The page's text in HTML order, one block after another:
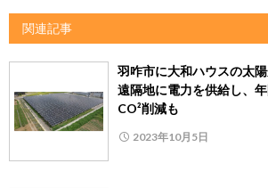
関連記事
羽咋市に大和ハウスの太
遠隔地に電力を供給し、
CO²削減も
2023年10月5日